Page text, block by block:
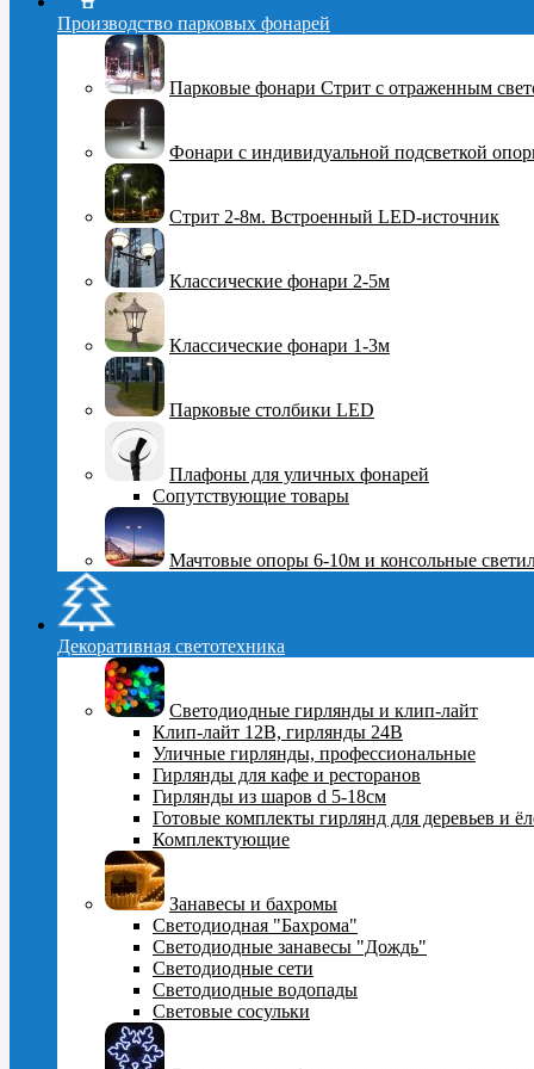
Производство парковых фонарей
Парковые фонари Стрит с отраженным
Фонари с индивидуальной подсветкой
Стрит 2-8м. Встроенный LED-источник
Классические фонари 2-5м
Классические фонари 1-3м
Парковые столбики LED
Плафоны для уличных фонарей
Сопутствующие товары
Мачтовые опоры 6-10м и консольные
Декоративная светотехника
Светодиодные гирлянды и клип-лайт
Клип-лайт 12В, гирлянды 24В
Уличные гирлянды, профессиональные
Гирлянды для кафе и ресторанов
Гирлянды из шаров d 5-18cм
Готовые комплекты гирлянд для деревьев и
Комплектующие
Занавесы и бахромы
Светодиодная "Бахрома"
Светодиодные занавесы "Дождь"
Светодиодные сети
Светодиодные водопады
Световые сосульки